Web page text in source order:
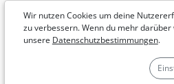
Wir nutzen Cookies um deine
zu verbessern. Wenn du mehr
unsere Datenschutzbestimmungen.
©Aimigo